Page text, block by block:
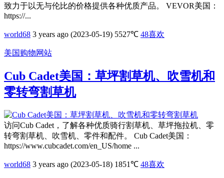
致力于以无与伦比的价格提供各种优质产品。 VEVOR美国：
https://...
world68 3 years ago (2023-05-19) 5527℃ 48喜欢
美国购物网站
Cub Cadet美国：草坪割草机、吹雪机和
零转弯割草机
访问Cub Cadet，了解各种优质骑行割草机、草坪拖拉机、零
转弯割草机、吹雪机、零件和配件。 Cub Cadet美国：
https://www.cubcadet.com/en_US/home ...
world68 3 years ago (2023-05-18) 1851℃ 48喜欢